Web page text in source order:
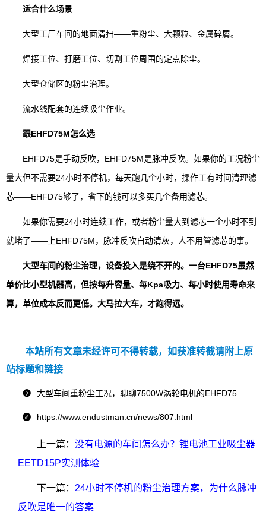
适合什么场景
大型工厂车间的地面清扫——重粉尘、大颗粒、金属碎屑。
焊接工位、打磨工位、切割工位周围的定点除尘。
大型仓储区的粉尘治理。
流水线配套的连续吸尘作业。
跟EHFD75M怎么选
EHFD75是手动反吹，EHFD75M是脉冲反吹。如果你的工况粉尘
量大但不需要24小时不停机，每天跑几个小时，操作工有时间清理滤
芯——EHFD75够了，省下的钱可以多买几个备用滤芯。
如果你需要24小时连续工作，或者粉尘量大到滤芯一个小时不到
就堵了——上EHFD75M，脉冲反吹自动清灰，人不用管滤芯的事。
大型车间的粉尘治理，设备投入是绕不开的。一台EHFD75虽然
单价比小型机器高，但按每升容量、每Kpa吸力、每小时使用寿命来
算，单位成本反而更低。大马拉大车，才跑得远。
本站所有文章未经许可不得转载，如获准转截请附上原
站标题和链接
 大型车间重粉尘工况，聊聊7500W涡轮电机的EHFD75
 https://www.endustman.cn/news/807.html
上一篇： 没有电源的车间怎么办？锂电池工业吸尘器
EETD15P实测体验
下一篇： 24小时不停机的粉尘治理方案，为什么脉冲
反吹是唯一的答案